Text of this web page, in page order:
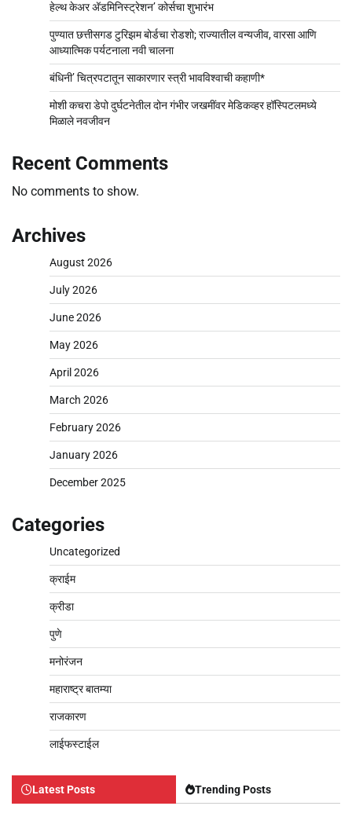
हेल्थ केअर अ‍ॅडमिनिस्ट्रेशन’ कोर्सचा शुभारंभ
पुण्यात छत्तीसगड टुरिझम बोर्डचा रोडशो; राज्यातील वन्यजीव, वारसा आणि
आध्यात्मिक पर्यटनाला नवी चालना
बंधिनी’ चित्रपटातून साकारणार स्त्री भावविश्वाची कहाणी*
मोशी कचरा डेपो दुर्घटनेतील दोन गंभीर जखमींवर मेडिकव्हर हॉस्पिटलमध्ये
मिळाले नवजीवन
Recent Comments
No comments to show.
Archives
August 2026
July 2026
June 2026
May 2026
April 2026
March 2026
February 2026
January 2026
December 2025
Categories
Uncategorized
क्राईम
क्रीडा
पुणे
मनोरंजन
महाराष्ट्र बातम्या
राजकारण
लाईफस्टाईल
Latest Posts Trending Posts